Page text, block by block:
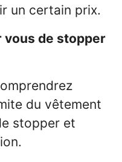
un certain prix.
vous de stopper
du vêtement
stopper et